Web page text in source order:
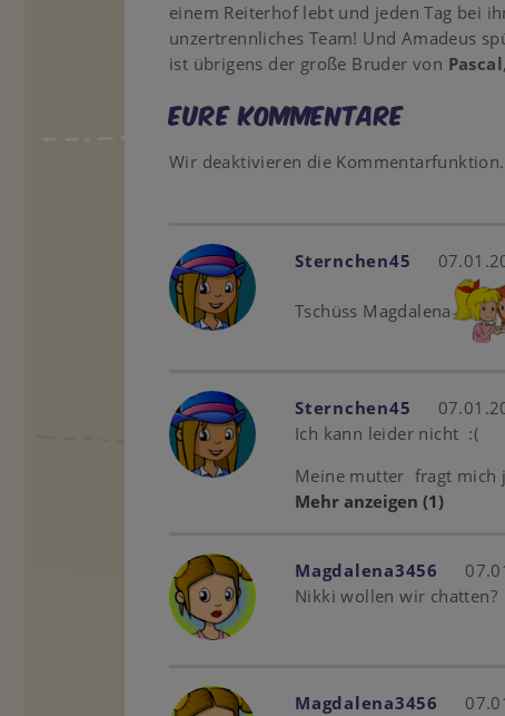
einem Reiterhof lebt und jeden Tag bei
unzertrennliches Team! Und Amadeus
ist übrigens der große Bruder von Pascal
Eure Kommentare
Wir deaktivieren die Kommentarfunktion.
Sternchen45
Tschüss Magdalena
Sternchen45
Ich kann leider nicht :(
Meine mutter fragt mich
Mehr anzeigen (1)
Magdalena3456
Nikki wollen wir chatten?
Magdalena3456